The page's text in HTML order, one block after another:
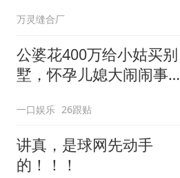
万灵缝合厂
公婆花400万给小姑买别
墅，怀孕儿媳大闹闹事，
一口娱乐 26跟贴
讲真，是球网先动手
的！！！